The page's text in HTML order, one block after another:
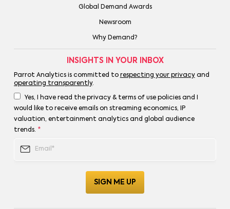
Global Demand Awards
Newsroom
Why Demand?
INSIGHTS IN YOUR INBOX
Parrot Analytics is committed to respecting your privacyand
operating transparently.
Yes, I have read the privacy & terms of use policies and I
would like to receive emails on streaming economics, IP
valuation, entertainment analytics and global audience
trends. *